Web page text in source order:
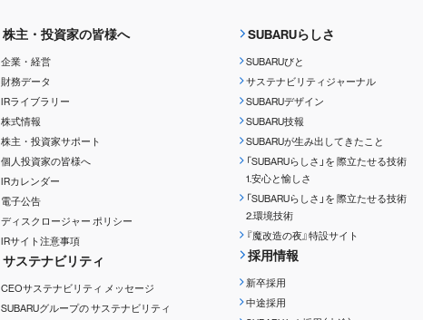
株主・投資家の皆様へ
企業・経営
財務データ
IRライブラリー
株式情報
株主・投資家サポート
個人投資家の皆様へ
IRカレンダー
電子公告
ディスクロージャーポリシー
IRサイト注意事項
サステナビリティ
CEOサステナビリティ メッセージ
SUBARUグループのサステナビリティ
SUBARUらしさ
SUBARUびと
サステナビリティジャーナル
SUBARUデザイン
SUBARU技報
SUBARUが生み出してきたこと
「SUBARUらしさ」を 際立たせる技術
1.安心と愉しさ
「SUBARUらしさ」を 際立たせる技術
2.環境技術
『魔改造の夜』特設サイト
採用情報
新卒採用
中途採用